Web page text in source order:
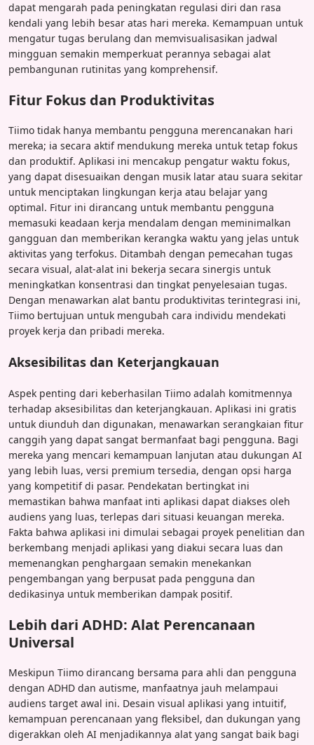
dapat mengarah pada peningkatan regulasi diri dan rasa
kendali yang lebih besar atas hari mereka. Kemampuan untuk
mengatur tugas berulang dan memvisualisasikan jadwal
mingguan semakin memperkuat perannya sebagai alat
pembangunan rutinitas yang komprehensif.
Fitur Fokus dan Produktivitas
Tiimo tidak hanya membantu pengguna merencanakan hari
mereka; ia secara aktif mendukung mereka untuk tetap fokus
dan produktif. Aplikasi ini mencakup pengatur waktu fokus,
yang dapat disesuaikan dengan musik latar atau suara sekitar
untuk menciptakan lingkungan kerja atau belajar yang
optimal. Fitur ini dirancang untuk membantu pengguna
memasuki keadaan kerja mendalam dengan meminimalkan
gangguan dan memberikan kerangka waktu yang jelas untuk
aktivitas yang terfokus. Ditambah dengan pemecahan tugas
secara visual, alat-alat ini bekerja secara sinergis untuk
meningkatkan konsentrasi dan tingkat penyelesaian tugas.
Dengan menawarkan alat bantu produktivitas terintegrasi ini,
Tiimo bertujuan untuk mengubah cara individu mendekati
proyek kerja dan pribadi mereka.
Aksesibilitas dan Keterjangkauan
Aspek penting dari keberhasilan Tiimo adalah komitmennya
terhadap aksesibilitas dan keterjangkauan. Aplikasi ini gratis
untuk diunduh dan digunakan, menawarkan serangkaian fitur
canggih yang dapat sangat bermanfaat bagi pengguna. Bagi
mereka yang mencari kemampuan lanjutan atau dukungan AI
yang lebih luas, versi premium tersedia, dengan opsi harga
yang kompetitif di pasar. Pendekatan bertingkat ini
memastikan bahwa manfaat inti aplikasi dapat diakses oleh
audiens yang luas, terlepas dari situasi keuangan mereka.
Fakta bahwa aplikasi ini dimulai sebagai proyek penelitian dan
berkembang menjadi aplikasi yang diakui secara luas dan
memenangkan penghargaan semakin menekankan
pengembangan yang berpusat pada pengguna dan
dedikasinya untuk memberikan dampak positif.
Lebih dari ADHD: Alat Perencanaan
Universal
Meskipun Tiimo dirancang bersama para ahli dan pengguna
dengan ADHD dan autisme, manfaatnya jauh melampaui
audiens target awal ini. Desain visual aplikasi yang intuitif,
kemampuan perencanaan yang fleksibel, dan dukungan yang
digerakkan oleh AI menjadikannya alat yang sangat baik bagi